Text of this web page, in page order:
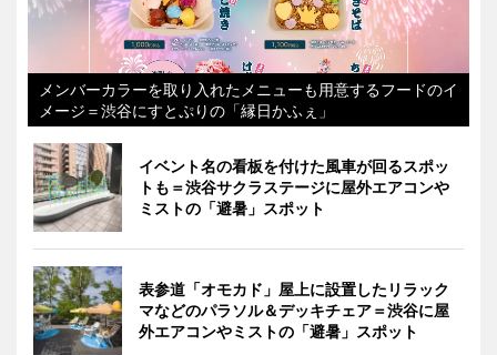
メンバーカラーを取り入れたメニューも用意するフードのイ
メージ＝渋谷にすとぷりの「縁日かふぇ」
イベント名の看板を付けた風車が回るスポッ
トも＝渋谷サクラステージに屋外エアコンや
ミストの「避暑」スポット
表参道「オモカド」屋上に設置したリラック
マなどのパラソル＆デッキチェア＝渋谷に屋
外エアコンやミストの「避暑」スポット